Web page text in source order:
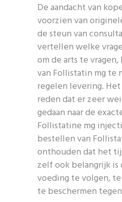
De aandacht van
voorzien van
de steun van
vertellen welke
om de arts te
van Follistatin mg te
regelen levering.
reden dat er zeer
gedaan naar de
Follistatine mg
bestellen van
onthouden dat het
zelf ook belangrijk is
voeding te volgen,
te beschermen